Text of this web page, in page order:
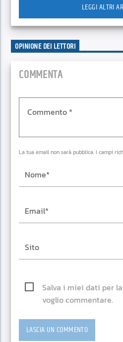
LEGGI ALTRI
OPINIONE DEI LETTORI
COMMENTA
La tua email non sarà pubblica. I campi
Salva i miei dati per
voglio commentare.